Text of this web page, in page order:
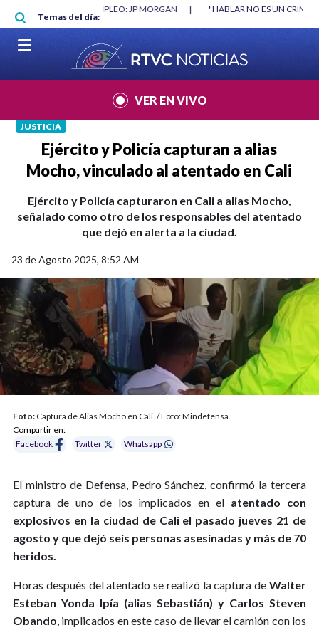
Pasar al contenido principal
Temas del día:
"HABLAR NO ES UN CRIMEN": CARTA DE BETO CORAL |
VER EN VIVO
JUSTICIA
Ejército y Policía capturan a alias
Mocho, vinculado al atentado en Cali
Ejército y Policía capturaron en Cali a alias Mocho,
señalado como otro de los responsables del atentado
que dejó en alerta a la ciudad.
23 de Agosto 2025, 8:52 AM
Foto: Captura de Alias Mocho en Cali. / Foto: Mindefensa.
Compartir en:
Facebook
Twitter Whatsapp
El ministro de Defensa, Pedro Sánchez, confirmó la tercera
captura de uno de los implicados en el atentado con
explosivos en la ciudad de Cali el pasado jueves 21 de
agosto y que dejó seis personas asesinadas y más de 70
heridos.
Horas después del atentado se realizó la captura de Walter
Esteban Yonda Ipía (alias Sebastián) y Carlos Steven
Obando, implicados en este caso de llevar el camión con los